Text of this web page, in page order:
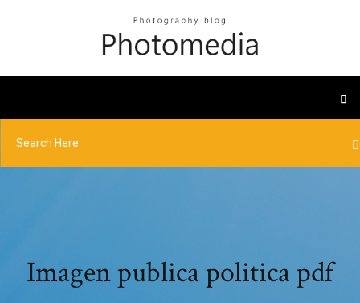
Imagen publica politica pdf